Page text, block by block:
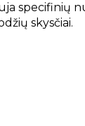
specifinių
skysčiai.